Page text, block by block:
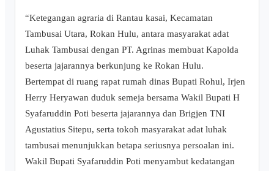
“Ketegangan agraria di Rantau kasai, Kecamatan
Tambusai Utara, Rokan Hulu, antara masyarakat adat
Luhak Tambusai dengan PT. Agrinas membuat Kapolda
beserta jajarannya berkunjung ke Rokan Hulu.
Bertempat di ruang rapat rumah dinas Bupati Rohul, Irjen
Herry Heryawan duduk semeja bersama Wakil Bupati H
Syafaruddin Poti beserta jajarannya dan Brigjen TNI
Agustatius Sitepu, serta tokoh masyarakat adat luhak
tambusai menunjukkan betapa seriusnya persoalan ini.
Wakil Bupati Syafaruddin Poti menyambut kedatangan